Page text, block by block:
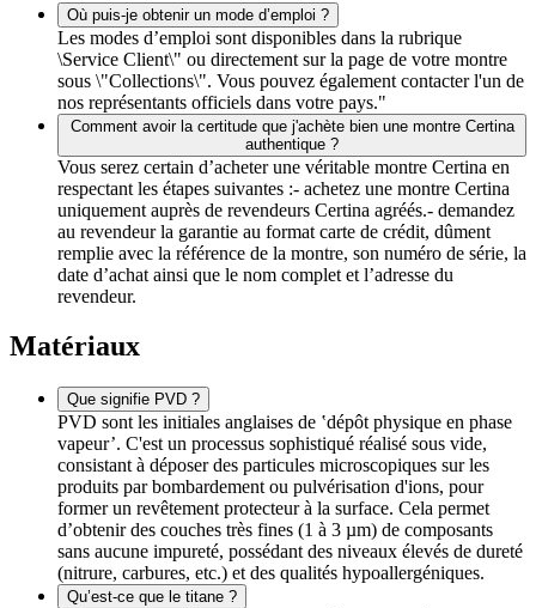
Où puis-je obtenir un mode d’emploi ?
Les modes d’emploi sont disponibles dans la rubrique
\Service Client\" ou directement sur la page de votre montre
sous \"Collections\". Vous pouvez également contacter l'un de
nos représentants officiels dans votre pays."
Comment avoir la certitude que j'achète bien une montre Certina
authentique ?
Vous serez certain d’acheter une véritable montre Certina en
respectant les étapes suivantes :- achetez une montre Certina
uniquement auprès de revendeurs Certina agréés.- demandez
au revendeur la garantie au format carte de crédit, dûment
remplie avec la référence de la montre, son numéro de série, la
date d’achat ainsi que le nom complet et l’adresse du
revendeur.
Matériaux
Que signifie PVD ?
PVD sont les initiales anglaises de ‛dépôt physique en phase
vapeur’. C'est un processus sophistiqué réalisé sous vide,
consistant à déposer des particules microscopiques sur les
produits par bombardement ou pulvérisation d'ions, pour
former un revêtement protecteur à la surface. Cela permet
d’obtenir des couches très fines (1 à 3 µm) de composants
sans aucune impureté, possédant des niveaux élevés de dureté
(nitrure, carbures, etc.) et des qualités hypoallergéniques.
Qu’est-ce que le titane ?